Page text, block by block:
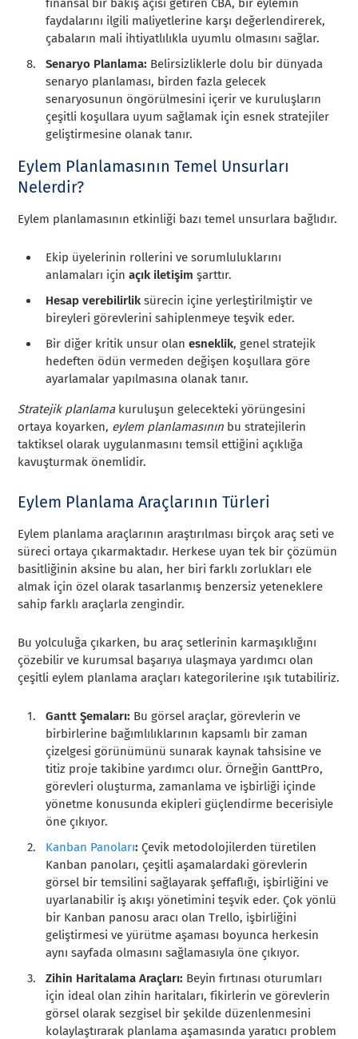
finansal bir bakış açısı getiren CBA, bir eylemin
faydalarını ilgili maliyetlerine karşı değerlendirerek,
çabaların mali ihtiyatlılıkla uyumlu olmasını sağlar.
Senaryo Planlama: Belirsizliklerle dolu bir dünyada
senaryo planlaması, birden fazla gelecek
senaryosunun öngörülmesini içerir ve kuruluşların
çeşitli koşullara uyum sağlamak için esnek stratejiler
geliştirmesine olanak tanır.
Eylem Planlamasının Temel Unsurları
Nelerdir?
Eylem planlamasının etkinliği bazı temel unsurlara bağlıdır.
Ekip üyelerinin rollerini ve sorumluluklarını
anlamaları içinaçık iletişim şarttır.
Hesap verebilirlik sürecin içine yerleştirilmiştir ve
bireyleri görevlerini sahiplenmeye teşvik eder.
Bir diğer kritik unsur olanesneklik, genel stratejik
hedeften ödün vermeden değişen koşullara göre
ayarlamalar yapılmasına olanak tanır.
Stratejik planlamakuruluşun gelecekteki yörüngesini
ortaya koyarken, eylem planlamasının bu stratejilerin
taktiksel olarak uygulanmasını temsil ettiğini açıklığa
kavuşturmak önemlidir.
Eylem Planlama Araçlarının Türleri
Eylem planlama araçlarının araştırılması birçok araç seti ve
süreci ortaya çıkarmaktadır. Herkese uyan tek bir çözümün
basitliğinin aksine bu alan, her biri farklı zorlukları ele
almak için özel olarak tasarlanmış benzersiz yeteneklere
sahip farklı araçlarla zengindir.
Bu yolculuğa çıkarken, bu araç setlerinin karmaşıklığını
çözebilir ve kurumsal başarıya ulaşmaya yardımcı olan
çeşitli eylem planlama araçları kategorilerine ışık tutabiliriz.
Gantt Şemaları: Bu görsel araçlar, görevlerin ve
birbirlerine bağımlılıklarının kapsamlı bir zaman
çizelgesi görünümünü sunarak kaynak tahsisine ve
titiz proje takibine yardımcı olur. Örneğin GanttPro,
görevleri oluşturma, zamanlama ve işbirliği içinde
yönetme konusunda ekipleri güçlendirme becerisiyle
öne çıkıyor.
Kanban Panoları: Çevik metodolojilerden türetilen
Kanban panoları, çeşitli aşamalardaki görevlerin
görsel bir temsilini sağlayarak şeffaflığı, işbirliğini ve
uyarlanabilir iş akışı yönetimini teşvik eder. Çok yönlü
bir Kanban panosu aracı olan Trello, işbirliğini
geliştirmesi ve yürütme aşaması boyunca herkesin
aynı sayfada olmasını sağlamasıyla öne çıkıyor.
Zihin Haritalama Araçları: Beyin fırtınası oturumları
için ideal olan zihin haritaları, fikirlerin ve görevlerin
görsel olarak sezgisel bir şekilde düzenlenmesini
kolaylaştırarak planlama aşamasında yaratıcı problem